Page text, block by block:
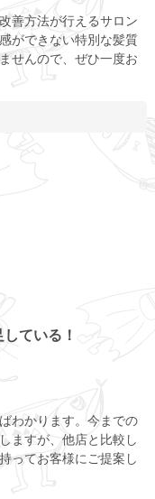
善方法が行えるサロン
ができない特別な髪質
せんので、ぜひ一度お
ている！
わかります。今までの
ますが、他店と比較し
ってお客様にご提案し